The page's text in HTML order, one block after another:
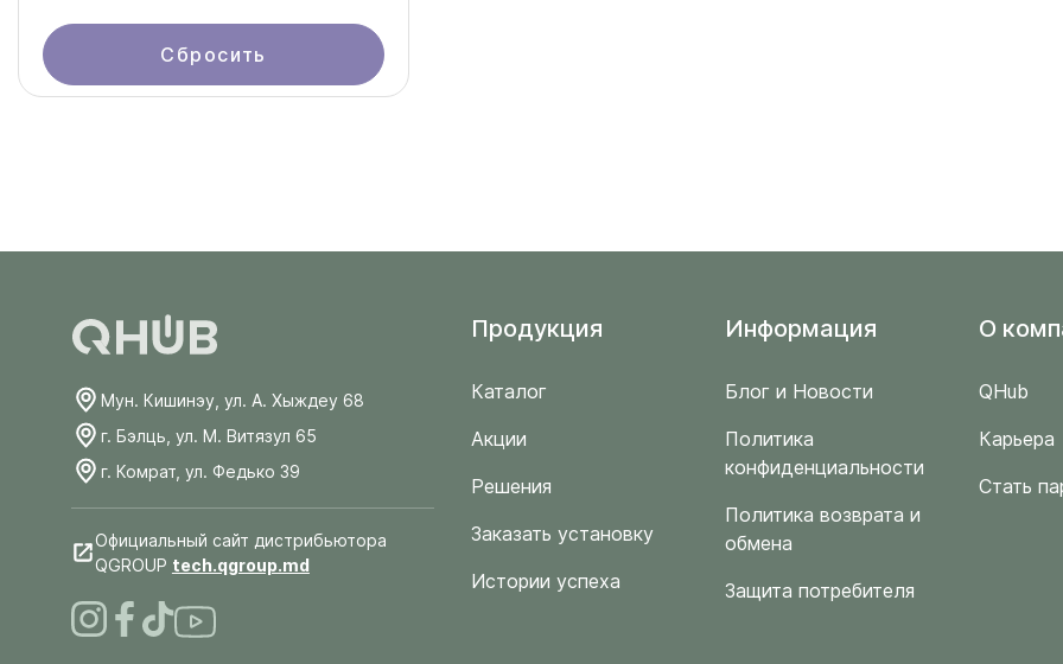
Сбросить
Мун. Кишинэу, ул. А. Хыждеу 68
г. Бэлць, ул. М. Витязул 65
г. Комрат, ул. Федько 39
Официальный сайт дистрибьютора
QGROUP tech.qgroup.md
Продукция
Каталог
Акции
Решения
Заказать установку
Истории успеха
Информация
Блог и Новости
Политика
конфиденциальности
Политика возврата и
обмена
Защита потребителя
O
QHub
Карьера
Стать